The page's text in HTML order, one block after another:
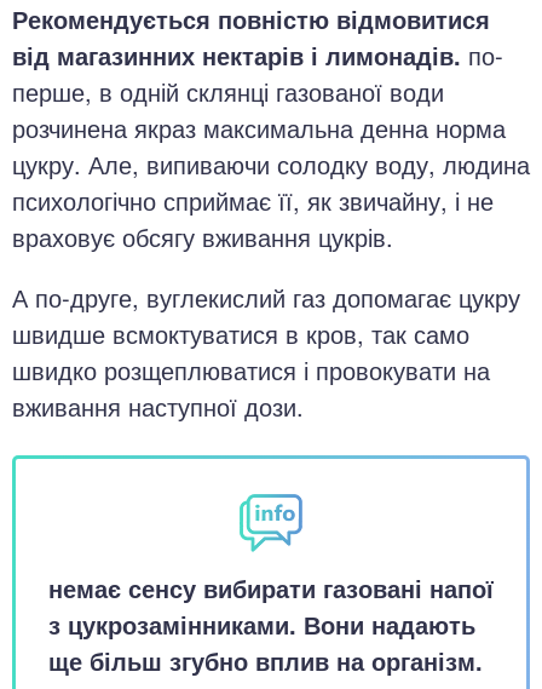
Рекомендується повністю відмовитися
від магазинних нектарів і лимонадів. по-
перше, в одній склянці газованої води
розчинена якраз максимальна денна норма
цукру. Але, випиваючи солодку воду, людина
психологічно сприймає її, як звичайну, і не
враховує обсягу вживання цукрів.
А по-друге, вуглекислий газ допомагає цукру
швидше всмоктуватися в кров, так само
швидко розщеплюватися і провокувати на
вживання наступної дози.
немає сенсу вибирати газовані напої
з цукрозамінниками. Вони надають
ще більш згубно вплив на організм.